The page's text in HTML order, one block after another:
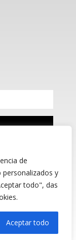
de
y
todo", das
Aceptar todo
DE